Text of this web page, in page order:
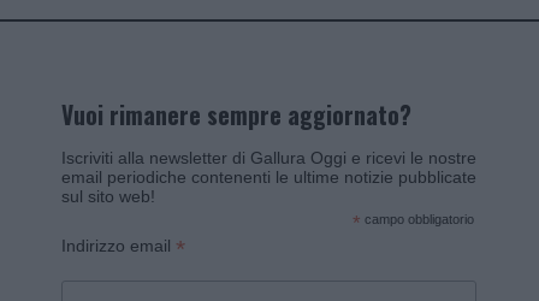
Vuoi rimanere sempre aggiornato?
Iscriviti alla newsletter di Gallura Oggi e ricevi le nostre
email periodiche contenenti le ultime notizie pubblicate
sul sito web!
* campo obbligatorio
Indirizzo email *